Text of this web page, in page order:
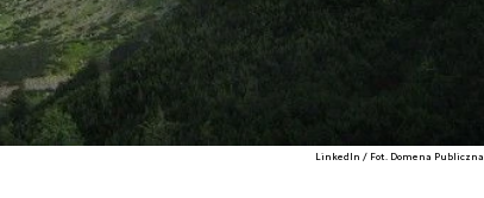
LinkedIn / Fot. Domena Publiczna